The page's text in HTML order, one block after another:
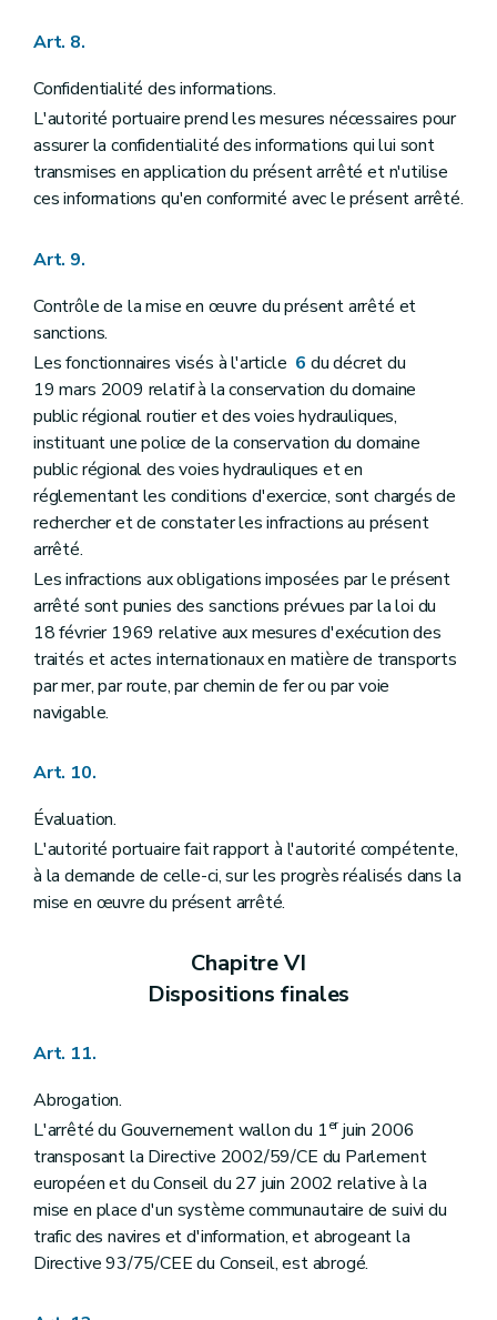
Art. 8.
Confidentialité des informations.
L'autorité portuaire prend les mesures nécessaires pour
assurer la confidentialité des informations qui lui sont
transmises en application du présent arrêté et n'utilise
ces informations qu'en conformité avec le présent arrêté.
Art. 9.
Contrôle de la mise en œuvre du présent arrêté et
sanctions.
Les fonctionnaires visés à l'article 6 du décret du
19 mars 2009 relatif à la conservation du domaine
public régional routier et des voies hydrauliques,
instituant une police de la conservation du domaine
public régional des voies hydrauliques et en
réglementant les conditions d'exercice, sont chargés de
rechercher et de constater les infractions au présent
arrêté.
Les infractions aux obligations imposées par le présent
arrêté sont punies des sanctions prévues par la loi du
18 février 1969 relative aux mesures d'exécution des
traités et actes internationaux en matière de transports
par mer, par route, par chemin de fer ou par voie
navigable.
Art. 10.
Évaluation.
L'autorité portuaire fait rapport à l'autorité compétente,
à la demande de celle-ci, sur les progrès réalisés dans la
mise en œuvre du présent arrêté.
Chapitre VI
Dispositions finales
Art. 11.
Abrogation.
L'arrêté du Gouvernement wallon du 1erjuin 2006
transposant la Directive 2002/59/CE du Parlement
européen et du Conseil du 27 juin 2002 relative à la
mise en place d'un système communautaire de suivi du
trafic des navires et d'information, et abrogeant la
Directive 93/75/CEE du Conseil, est abrogé.